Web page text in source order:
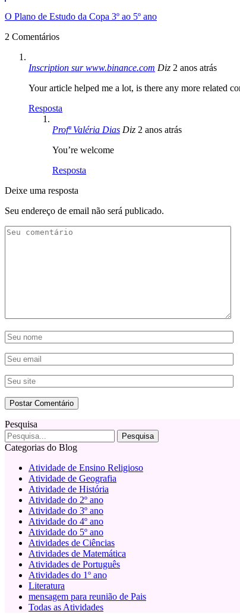
O Plano de Estudo da Copa 3º ao 5º ano
2 Comentários
Inscription sur www.binance.com Diz 2 anos atrás
Your article helped me a lot, is there any more related
Resposta
Profª Valéria Dias Diz 2 anos atrás
You’re welcome
Resposta
Deixe uma resposta
Seu endereço de email não será publicado.
Pesquisa
Categorias do Blog
Atividade de Ensino Religioso
Atividade de Geografia
Atividade de História
Atividade do 2º ano
Atividade do 3º ano
Atividade do 4º ano
Atividade do 5º ano
Atividades de Ciências
Atividades de Matemática
Atividades de Português
Atividades do 1º ano
Literatura
mensagem para reunião de Pais
Todas as Atividades